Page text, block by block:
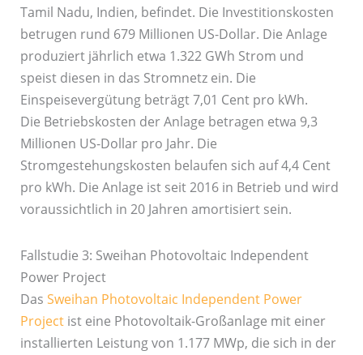
Tamil Nadu, Indien, befindet. Die Investitionskosten
betrugen rund 679 Millionen US-Dollar. Die Anlage
produziert jährlich etwa 1.322 GWh Strom und
speist diesen in das Stromnetz ein. Die
Einspeisevergütung beträgt 7,01 Cent pro kWh.
Die Betriebskosten der Anlage betragen etwa 9,3
Millionen US-Dollar pro Jahr. Die
Stromgestehungskosten belaufen sich auf 4,4 Cent
pro kWh. Die Anlage ist seit 2016 in Betrieb und wird
voraussichtlich in 20 Jahren amortisiert sein.
Fallstudie 3: Sweihan Photovoltaic Independent
Power Project
Das Sweihan Photovoltaic Independent Power
Projectist eine Photovoltaik-Großanlage mit einer
installierten Leistung von 1.177 MWp, die sich in der